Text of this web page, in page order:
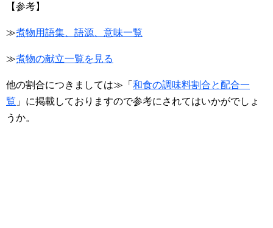
【参考】
≫煮物用語集、語源、意味一覧
≫煮物の献立一覧を見る
他の割合につきましては≫「 和食の調味料割合と配合一
覧 」に掲載しておりますので参考にされてはいかがでしょ
うか。